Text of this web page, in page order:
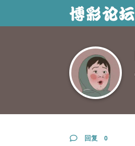
回复 0